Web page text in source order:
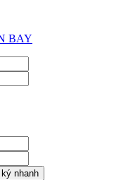
BAY
nhanh